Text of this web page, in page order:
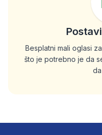
Besplatni mali oglasi
što je potrebno je da